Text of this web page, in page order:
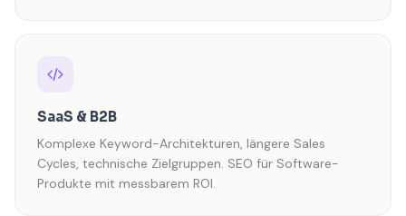
SaaS & B2B
Komplexe Keyword-Architekturen, längere Sales
Cycles, technische Zielgruppen. SEO für Software-
Produkte mit messbarem ROI.